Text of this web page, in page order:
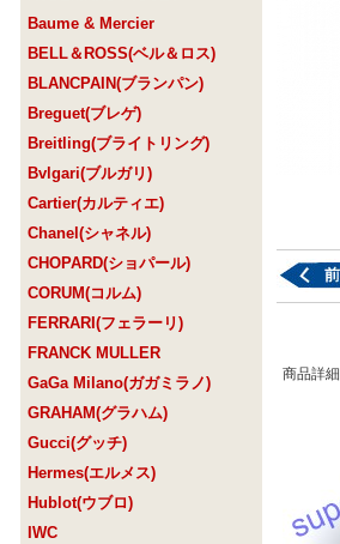
Baume & Mercier
BELL＆ROSS(ベル＆ロス)
BLANCPAIN(ブランパン)
Breguet(ブレゲ)
Breitling(ブライトリング)
Bvlgari(ブルガリ)
Cartier(カルティエ)
Chanel(シャネル)
CHOPARD(ショパール)
CORUM(コルム)
FERRARI(フェラーリ)
FRANCK MULLER
GaGa Milano(ガガミラノ)
GRAHAM(グラハム)
Gucci(グッチ)
Hermes(エルメス)
Hublot(ウブロ)
IWC
商品詳